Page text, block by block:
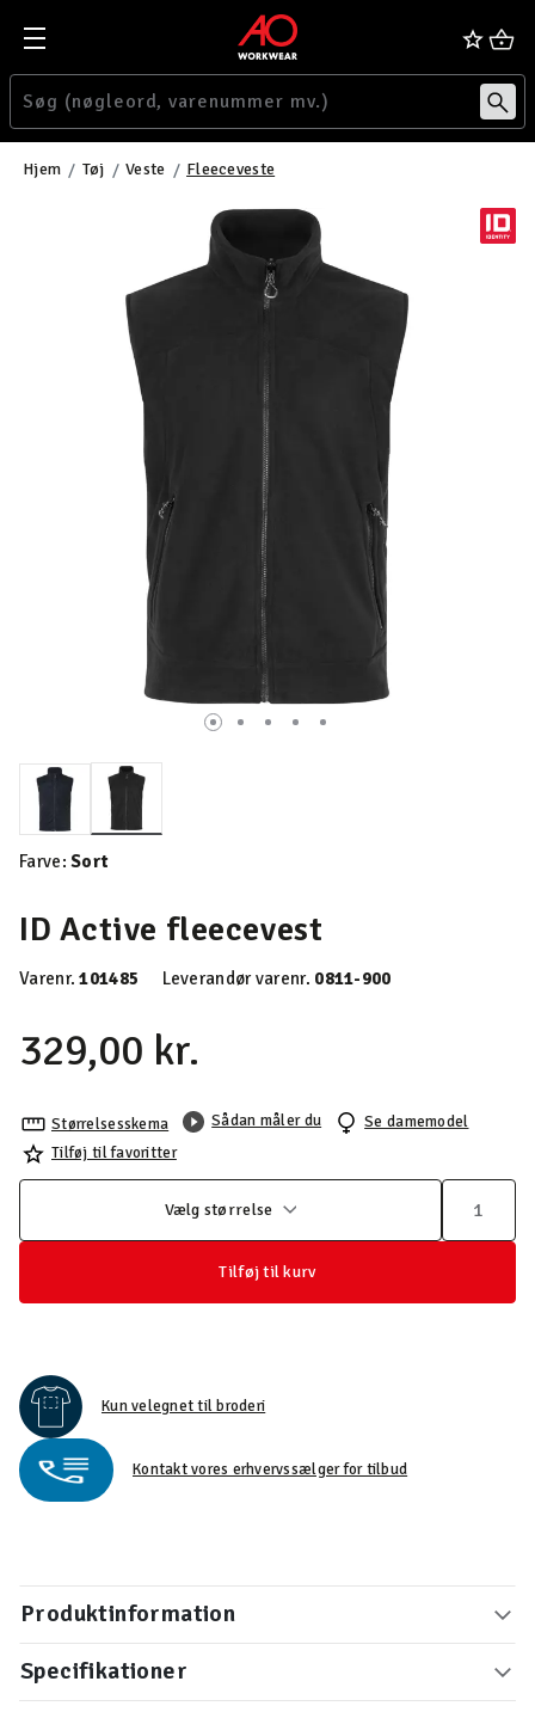
Hjem Tøj Veste Fleeceveste
ID Active fleecevest
Varenr.101485 Leverandør varenr. 0811-900
329,00 kr.
valgte
Farve:Sort
Størrelsesskema Sådan måler du
Se damemodel
Tilføj til favoritter
Vælg størrelse
Tilføj til kurv
Kun velegnet til broderi
Kontakt vores erhvervssælger for tilbud
Produktinformation
Specifikationer